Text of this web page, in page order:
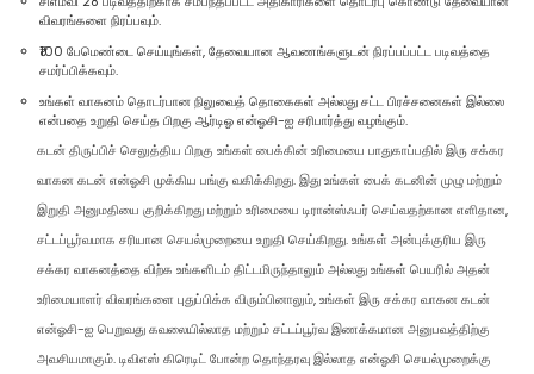
விவரங்களை நிரப்பவும்.
₹100 பேமெண்டை செய்யுங்கள், தேவையான ஆவணங்களுடன் நிரப்பப்பட்ட படிவத்தை
சமர்ப்பிக்கவும்.
உங்கள் வாகனம் தொடர்பான நிலுவைத் தொகைகள் அல்லது சட்ட பிரச்சனைகள் இல்லை
என்பதை உறுதி செய்த பிறகு ஆர்டிஓ என்ஓசி-ஐ சரிபார்த்து வழங்கும்.
கடன் திருப்பிச் செலுத்திய பிறகு உங்கள் பைக்கின் உரிமையை பாதுகாப்பதில் இரு சக்கர
வாகன கடன் என்ஓசி முக்கிய பங்கு வகிக்கிறது. இது உங்கள் பைக் கடனின் முழு மற்றும்
இறுதி அனுமதியை குறிக்கிறது மற்றும் உரிமையை டிரான்ஸ்ஃபர் செய்வதற்கான எளிதான,
சட்டப்பூர்வமாக சரியான செயல்முறையை உறுதி செய்கிறது. உங்கள் அன்புக்குரிய இரு
சக்கர வாகனத்தை விற்க உங்களிடம் திட்டமிருந்தாலும் அல்லது உங்கள் பெயரில் அதன்
உரிமையாளர் விவரங்களை புதுப்பிக்க விரும்பினாலும், உங்கள் இரு சக்கர வாகன கடன்
என்ஓசி-ஐ பெறுவது கவலையில்லாத மற்றும் சட்டப்பூர்வ இணக்கமான அனுபவத்திற்கு
அவசியமாகும். டிவிஎஸ் கிரெடிட் போன்ற தொந்தரவு இல்லாத என்ஓசி செயல்முறைக்கு